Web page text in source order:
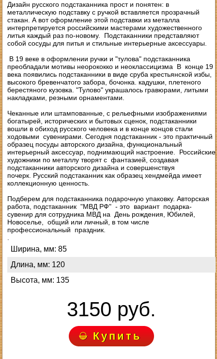
Дизайн русского подстаканника прост и понятен: в
металлическую подставку с ручкой вставляется прозрачный
стакан. А вот оформление этой подставки из металла
интерпретируется российскими мастерами художественного
литья каждый раз по-новому. Подстаканники представляют
собой сосуды для питья и стильные интерьерные аксессуары.
В 19 веке в оформлении ручки и "тулова" подстаканника
преобладали мотивы неорококко и неоклассицизма В конце 19
века появились подстаканники в виде сруба крестьянской избы,
высокого бревенчатого забора, бочонка. кадушки, плетеного
берестяного кузовка. "Тулово" украшалось гравюрами, литыми
накладками, резными орнаментами.
Чеканные или штампованные, с рельефными изображениями
богатырей, исторических и бытовых сценок, подстаканники
вошли в обиход русского человека и в конце концов стали
ходовыми сувенирами. Сегодня подстаканник - это практичный
образец посуды авторского дизайна, функциональный
интерьерный аксессуар, поднимающий настроение. Российские
художники по металлу творят с фантазией, создавая
подстаканники авторского дизайна и совершенствуя
почерк. Русский подстаканник как образец хендмейда имеет
коллекционную ценность.
Подберем для подстаканника подарочную упаковку. Авторская
работа, подстаканник "МВД РФ" - это вариант подарка-
сувенир для сотрудника МВД на День рождения, Юбилей,
Новоселье, общий или личный, в том числе
профессиональный праздник.
Ширина, мм: 85
Длина, мм: 120
Высота, мм: 135
3150 руб.
Купить